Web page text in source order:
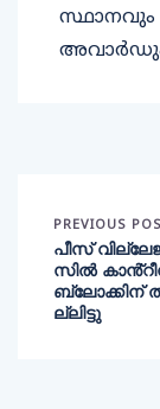
അവാർഡും
PREVIOUS
പീസ്
സിൽ
ബ്ലോക്കിന്
ല്ലിട്ടു